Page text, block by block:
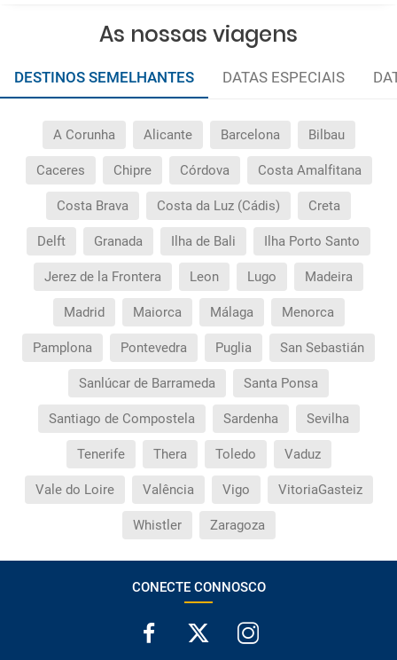
As nossas viagens
DESTINOS SEMELHANTES DATAS ESPECIAIS
A Corunha Alicante Barcelona Bilbau
Caceres Chipre Córdova Costa Amalfitana
Costa Brava Costa da Luz (Cádis) Creta
Delft Granada Ilha de Bali Ilha Porto Santo
Jerez de la Frontera Leon Lugo Madeira
Madrid Maiorca Málaga Menorca
Pamplona Pontevedra Puglia San Sebastián
Sanlúcar de Barrameda Santa Ponsa
Santiago de Compostela Sardenha Sevilha
Tenerife Thera Toledo Vaduz
Vale do Loire Valência Vigo VitoriaGasteiz
Whistler Zaragoza
CONECTE CONNOSCO